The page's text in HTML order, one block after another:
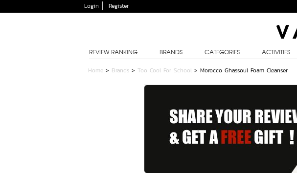
Login Register
REVIEW RANKING BRANDS CATEGORIES ACTIVITIES
Home > Brands > Too Cool For School > Morocco Ghassoul Foam Cleanser